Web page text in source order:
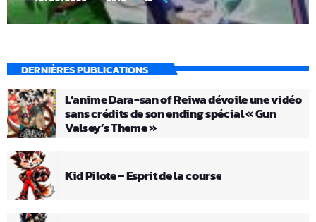
DERNIÈRES PUBLICATIONS
L’anime Dara-san of Reiwa dévoile une vidéo
sans crédits de son ending spécial « Gun
Valsey’s Theme »
Kid Pilote – Esprit de la course